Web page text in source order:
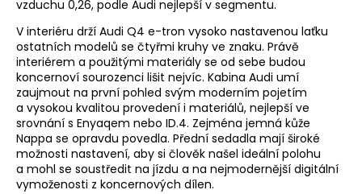
vzduchu 0,26, podle Audi nejlepší v segmentu.
V interiéru drží Audi Q4 e-tron vysoko nastavenou laťku
ostatních modelů se čtyřmi kruhy ve znaku. Právě
interiérem a použitými materiály se od sebe budou
koncernoví sourozenci lišit nejvíc. Kabina Audi umí
zaujmout na první pohled svým moderním pojetím
a vysokou kvalitou provedení i materiálů, nejlepší ve
srovnání s Enyaqem nebo ID.4. Zejména jemná kůže
Nappa se opravdu povedla. Přední sedadla mají široké
možnosti nastavení, aby si člověk našel ideální polohu
a mohl se soustředit na jízdu a na nejmodernější digitální
vymoženosti z koncernových dílen.